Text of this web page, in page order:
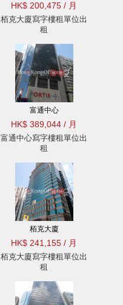
HK$ 200,475 / 月
栢克大廈寫字樓租單位出
租
富通中心
HK$ 389,044 / 月
富通中心寫字樓租單位出
租
栢克大廈
HK$ 241,155 / 月
栢克大廈寫字樓租單位出
租